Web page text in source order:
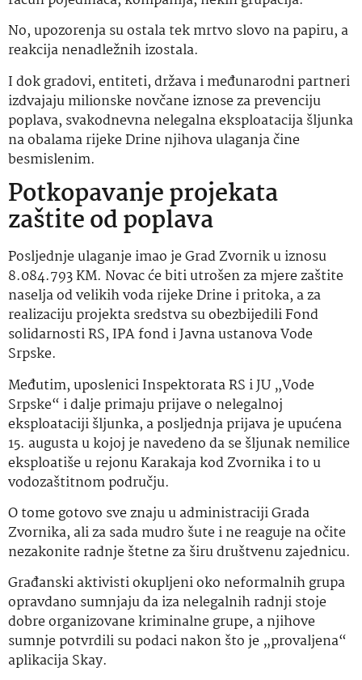
No, upozorenja su ostala tek mrtvo slovo na papiru, a
reakcija nenadležnih izostala.
I dok gradovi, entiteti, država i međunarodni partneri
izdvajaju milionske novčane iznose za prevenciju
poplava, svakodnevna nelegalna eksploatacija šljunka
na obalama rijeke Drine njihova ulaganja čine
besmislenim.
Potkopavanje projekata
zaštite od poplava
Posljednje ulaganje imao je Grad Zvornik u iznosu
8.084.793 KM. Novac će biti utrošen za mjere zaštite
naselja od velikih voda rijeke Drine i pritoka, a za
realizaciju projekta sredstva su obezbijedili Fond
solidarnosti RS, IPA fond i Javna ustanova Vode
Srpske.
Međutim, uposlenici Inspektorata RS i JU „Vode
Srpske“ i dalje primaju prijave o nelegalnoj
eksploataciji šljunka, a posljednja prijava je upućena
15. augusta u kojoj je navedeno da se šljunak nemilice
eksploatiše u rejonu Karakaja kod Zvornika i to u
vodozaštitnom području.
O tome gotovo sve znaju u administraciji Grada
Zvornika, ali za sada mudro šute i ne reaguje na očite
nezakonite radnje štetne za širu društvenu zajednicu.
Građanski aktivisti okupljeni oko neformalnih grupa
opravdano sumnjaju da iza nelegalnih radnji stoje
dobre organizovane kriminalne grupe, a njihove
sumnje potvrdili su podaci nakon što je „provaljena“
aplikacija Skay.